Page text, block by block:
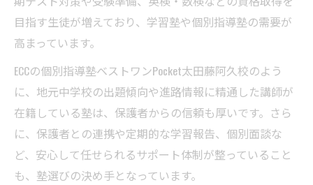
学習効果が高まる塾の選び方を解説
個別指導塾で成績アップする理由を探る
塾で身につく学習習慣とやる気の関係性
効果的な塾選びで得られる学力向上の秘訣
目指す生徒が増えており、学習塾や個別指導塾の需要が
高まっています。
ECCの個別指導塾ベストワンPocket太田藤阿久校のよう
に、地元中学校の出題傾向や進路情報に精通した講師が
在籍している塾は、保護者からの信頼も厚いです。さら
に、保護者との連携や定期的な学習報告、個別面談な
ど、安心して任せられるサポート体制が整っていること
も、塾選びの決め手となっています。